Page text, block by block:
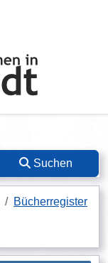
Suchen
Bücherregister